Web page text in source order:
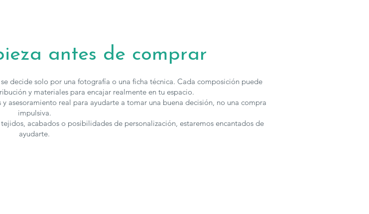
antes de comprar
decide solo por una fotografía o una ficha técnica. Cada composición puede
y materiales para encajar realmente en tu espacio.
asesoramiento real para ayudarte a tomar una buena decisión, no una compra
impulsiva.
acabados o posibilidades de personalización, estaremos encantados de
ayudarte.